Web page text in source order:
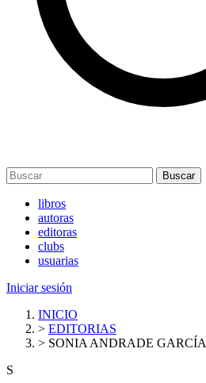
Buscar
libros
autoras
editoras
clubs
usuarias
Iniciar sesión
INICIO
> EDITORIAS
> SONIA ANDRADE GARCÍA
S